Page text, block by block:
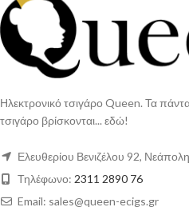
Ηλεκτρονικό τσιγάρο Queen. Τα
τσιγάρο βρίσκονται... εδώ!
Ελευθερίου Βενιζέλου 92,
Τηλέφωνο: 2311 2890 76
Email: sales@queen-ecigs.gr